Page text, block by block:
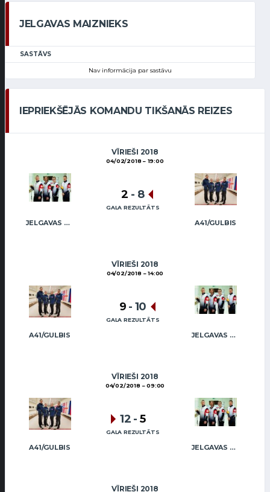
JELGAVAS MAIZNIEKS
SASTĀVS
Nav informācija par sastāvu
IEPRIEKŠĒJĀS KOMANDU TIKŠANĀS REIZES
VĪRIEŠI 2018
04/02/2018 19:00
JELGAVAS MAIZNIEKS A41/GULBIS
2 - 8
GALA REZULTĀTS
VĪRIEŠI 2018
04/02/2018 14:00
A41/GULBIS JELGAVAS MAIZNIEKS
9 - 10
GALA REZULTĀTS
VĪRIEŠI 2018
04/02/2018 09:00
A41/GULBIS JELGAVAS MAIZNIEKS
12 - 5
GALA REZULTĀTS
VĪRIEŠI 2018